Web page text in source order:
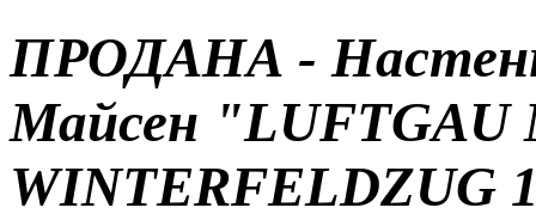
ПРОДАНА -
Майсен "LUFTGAU
WINTERFELDZUG